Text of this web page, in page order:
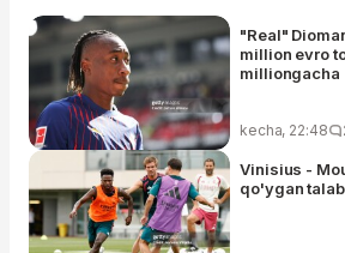
"Real"
million evro
milliongacha
kecha, 22:48
Vinisius -
qo'ygan